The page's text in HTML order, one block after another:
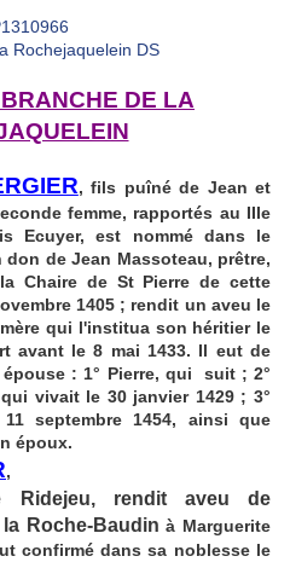
DE LA
, fils puîné de Jean et
femme, rapportés au IIIe
Ecuyer, est nommé dans le
de Jean Massoteau, prêtre,
Chaire de St Pierre de cette
1405 ; rendit un aveu le
qui l'institua son héritier le
avant le 8 mai 1433. Il eut de
: 1° Pierre, qui suit ; 2°
vivait le 30 janvier 1429 ; 3°
septembre 1454, ainsi que
époux.
,
Ridejeu, rendit aveu de
Roche-Baudin à Marguerite
confirmé dans sa noblesse le